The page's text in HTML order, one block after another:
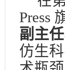
Press
副主任
仿生